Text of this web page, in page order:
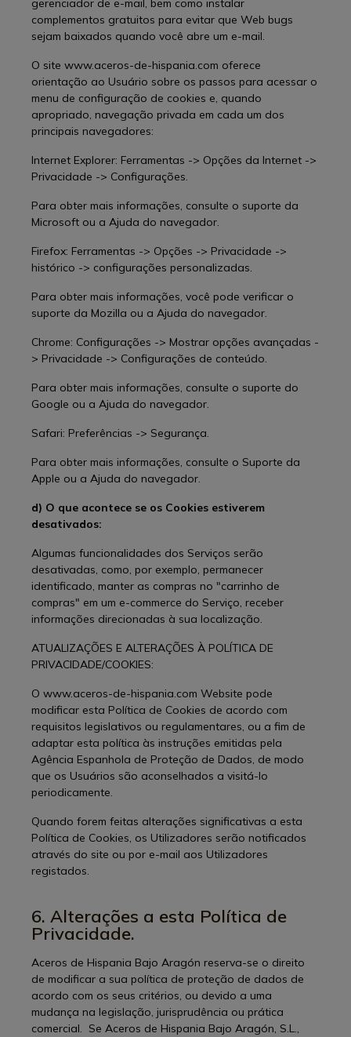
gerenciador de e-mail, bem como instalar
complementos gratuitos para evitar que Web bugs
sejam baixados quando você abre um e-mail.
O site www.aceros-de-hispania.com oferece
orientação ao Usuário sobre os passos para acessar o
menu de configuração de cookies e, quando
apropriado, navegação privada em cada um dos
principais navegadores:
Internet Explorer: Ferramentas -> Opções da Internet ->
Privacidade -> Configurações.
Para obter mais informações, consulte o suporte da
Microsoft ou a Ajuda do navegador.
Firefox: Ferramentas -> Opções -> Privacidade ->
histórico -> configurações personalizadas.
Para obter mais informações, você pode verificar o
suporte da Mozilla ou a Ajuda do navegador.
Chrome: Configurações -> Mostrar opções avançadas -
> Privacidade -> Configurações de conteúdo.
Para obter mais informações, consulte o suporte do
Google ou a Ajuda do navegador.
Safari: Preferências -> Segurança.
Para obter mais informações, consulte o Suporte da
Apple ou a Ajuda do navegador.
d) O que acontece se os Cookies estiverem
desativados:
Algumas funcionalidades dos Serviços serão
desativadas, como, por exemplo, permanecer
identificado, manter as compras no "carrinho de
compras" em um e-commerce do Serviço, receber
informações direcionadas à sua localização.
ATUALIZAÇÕES E ALTERAÇÕES À POLÍTICA DE
PRIVACIDADE/COOKIES:
O www.aceros-de-hispania.com Website pode
modificar esta Política de Cookies de acordo com
requisitos legislativos ou regulamentares, ou a fim de
adaptar esta política às instruções emitidas pela
Agência Espanhola de Proteção de Dados, de modo
que os Usuários são aconselhados a visitá-lo
periodicamente.
Quando forem feitas alterações significativas a esta
Política de Cookies, os Utilizadores serão notificados
através do site ou por e-mail aos Utilizadores
registados.
6. Alterações a esta Política de
Privacidade.
Aceros de Hispania Bajo Aragón reserva-se o direito
de modificar a sua política de proteção de dados de
acordo com os seus critérios, ou devido a uma
mudança na legislação, jurisprudência ou prática
comercial. Se Aceros de Hispania Bajo Aragón, S.L.,